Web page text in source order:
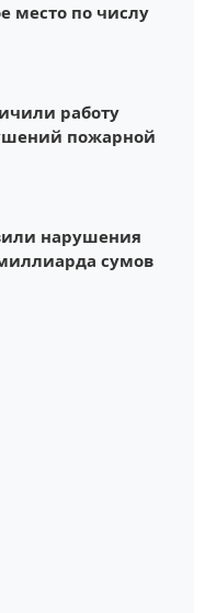
место по числу
работу
пожарной
нарушения
сумов